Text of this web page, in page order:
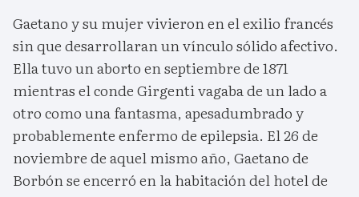
Gaetano y su mujer vivieron en el exilio francés
sin que desarrollaran un vínculo sólido afectivo.
Ella tuvo un aborto en septiembre de 1871
mientras el conde Girgenti vagaba de un lado a
otro como una fantasma, apesadumbrado y
probablemente enfermo de epilepsia. El 26 de
noviembre de aquel mismo año, Gaetano de
Borbón se encerró en la habitación del hotel de